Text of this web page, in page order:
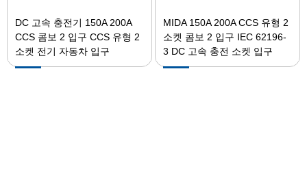
DC 고속 충전기 150A 200A
CCS 콤보 2 입구 CCS 유형 2
소켓 전기 자동차 입구
MIDA 150A 200A CCS 유형 2
소켓 콤보 2 입구 IEC 62196-
3 DC 고속 충전 소켓 입구